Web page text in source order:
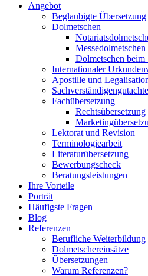
Angebot
Beglaubigte Übersetzung
Dolmetschen
Messedolmetschen
Dolmetschen beim
Internationaler
Apostille und
Fachübersetzung
Rechtsübersetzung
Lektorat und Revision
Terminologiearbeit
Literaturübersetzung
Bewerbungscheck
Beratungsleistungen
Ihre Vorteile
Porträt
Häufigste Fragen
Blog
Referenzen
Berufliche Weiterbildung
Dolmetschereinsätze
Übersetzungen
Warum Referenzen?